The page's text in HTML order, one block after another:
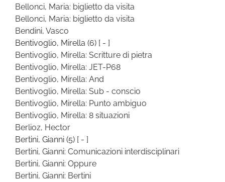
Bellonci, Maria: biglietto da visita
Bellonci, Maria: biglietto da visita
Bendini, Vasco
Bentivoglio, Mirella (6) [ - ]
Bentivoglio, Mirella: Scritture di pietra
Bentivoglio, Mirella: JET-P68
Bentivoglio, Mirella: And
Bentivoglio, Mirella: Sub - conscio
Bentivoglio, Mirella: Punto ambiguo
Bentivoglio, Mirella: 8 situazioni
Berlioz, Hector
Bertini, Gianni (5) [ - ]
Bertini, Gianni: Comunicazioni interdisciplinari
Bertini, Gianni: Oppure
Bertini, Gianni: Bertini